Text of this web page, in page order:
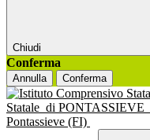
Chiudi
Conferma
Annulla Conferma
Statale di PONTASSIEVE
Pontassieve (FI)